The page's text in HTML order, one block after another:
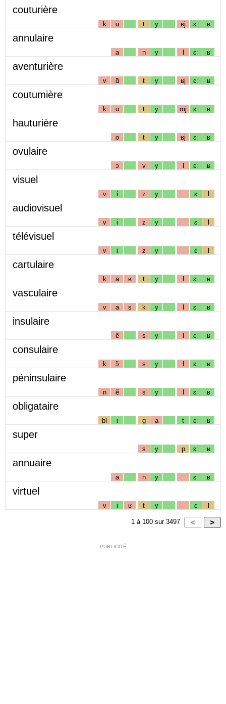
couturière
k u t y ʁj ɛː ʁ
annulaire
a n y l ɛː ʁ
aventurière
v ɑ̃ t y ʁj ɛː ʁ
coutumière
k u t y mj ɛː ʁ
hauturière
o t y ʁj ɛː ʁ
ovulaire
ɔ v y l ɛː ʁ
visuel
v i z y ɛ l
audiovisuel
v i z y ɛ l
télévisuel
v i z y ɛ l
cartulaire
k a ʁ t y l ɛː ʁ
vasculaire
v a s k y l ɛː ʁ
insulaire
ẽ s y l ɛː ʁ
consulaire
k ɔ̃ s y l ɛː ʁ
péninsulaire
n ẽ s y l ɛː ʁ
obligataire
bl i g a t ɛː ʁ
super
s y p ɛː ʁ
annuaire
a n y ɛː ʁ
virtuel
v i ʁ t y ɛ l
1 à 100 sur 3497
PUBLICITÉ